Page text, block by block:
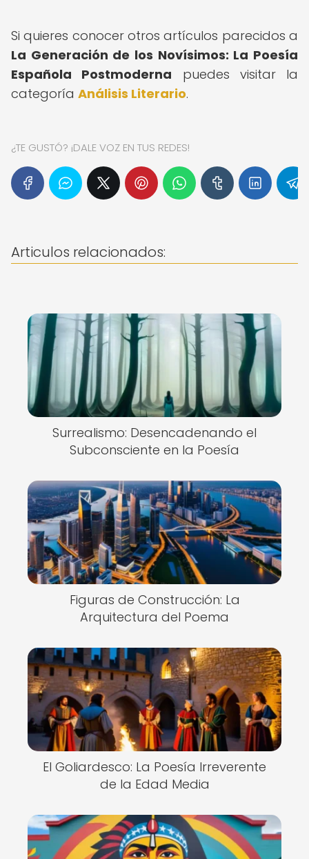
Si quieres conocer otros artículos parecidos a
La Generación de los Novísimos: La Poesía
Española Postmoderna puedes visitar la
categoría Análisis Literario.
¿TE GUSTÓ? ¡DALE VOZ EN TUS REDES!
Articulos relacionados:
Surrealismo: Desencadenando el
Subconsciente en la Poesía
Figuras de Construcción: La
Arquitectura del Poema
El Goliardesco: La Poesía Irreverente
de la Edad Media